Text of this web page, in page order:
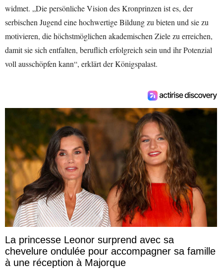
widmet. „Die persönliche Vision des Kronprinzen ist es, der
serbischen Jugend eine hochwertige Bildung zu bieten und sie zu
motivieren, die höchstmöglichen akademischen Ziele zu erreichen,
damit sie sich entfalten, beruflich erfolgreich sein und ihr Potenzial
voll ausschöpfen kann“, erklärt der Königspalast.
La princesse Leonor surprend avec sa
chevelure ondulée pour accompagner sa famille
à une réception à Majorque